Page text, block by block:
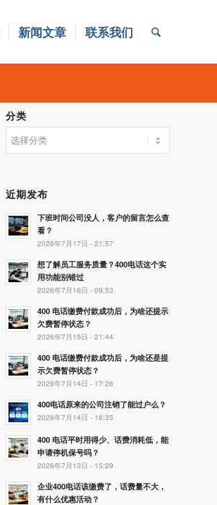
新闻文章 联系我们
分类
类
近期发布
下班时间公司没人，客户的留言怎么查
看？
2026年7月17日 - 21:57
想了解员工服务质量？400电话这个实
用功能别错过
2026年7月16日 - 09:53
400 电话缴费付款成功后，为啥还提示
欠费暂停状态？
2026年7月15日 - 21:44
400 电话缴费付款成功后，为啥还是提
示欠费暂停状态？
2026年7月14日 - 17:26
400电话原来的公司注销了能过户么？
2026年7月14日 - 16:35
400 电话平时用得少、话费消耗低，能
申请停机保号吗？
2026年7月13日 - 15:29
企业400电话该缴费了，话费量不大，
有什么优惠活动？